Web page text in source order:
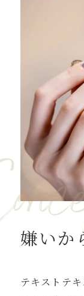
体
過
歴
あ
過去
者、
方、
ご来店
のご
来店時
に問題
嫌いか
テキストテ